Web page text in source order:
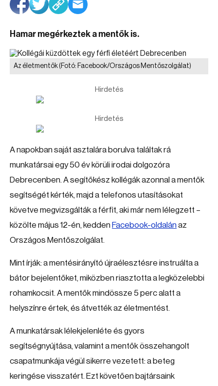
Hamar megérkeztek a mentők is.
Az életmentők(Fotó: Facebook/Országos Mentőszolgálat)
Hirdetés
Hirdetés
A napokban saját asztalára borulva találtak rá
munkatársai egy 50 év körüli irodai dolgozóra
Debrecenben. A segítőkész kollégák azonnal a mentők
segítségét kérték, majd a telefonos utasításokat
követve megvizsgálták a férfit, aki már nem lélegzett –
közölte május 12-én, kedden Facebook-oldalánaz
Országos Mentőszolgálat.
Mint írják: a mentésirányító újraélesztésre instruálta a
bátor bejelentőket, miközben riasztotta a legközelebbi
rohamkocsit. A mentők mindössze 5 perc alatt a
helyszínre értek, és átvették az életmentést.
A munkatársak lélekjelenléte és gyors
segítségnyújtása, valamint a mentők összehangolt
csapatmunkája végül sikerre vezetett: a beteg
keringése visszatért. Ezt követően bajtársaink